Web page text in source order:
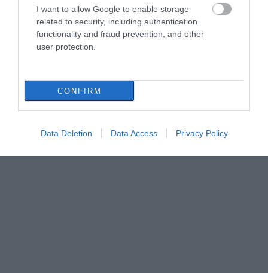
I want to allow Google to enable storage
related to security, including authentication
functionality and fraud prevention, and other
user protection.
CONFIRM
Data Deletion Data Access Privacy Policy